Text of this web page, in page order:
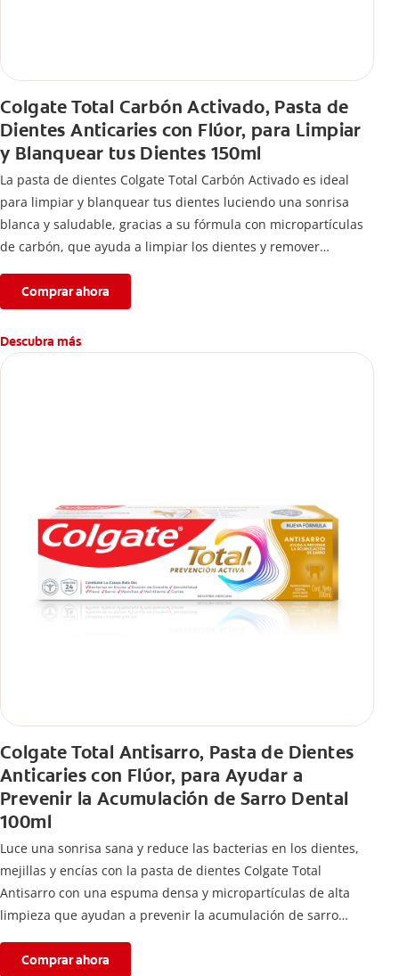
Colgate Total Carbón Activado, Pasta de
Dientes Anticaries con Flúor, para Limpiar
y Blanquear tus Dientes 150ml
La pasta de dientes Colgate Total Carbón Activado es ideal
para limpiar y blanquear tus dientes luciendo una sonrisa
blanca y saludable, gracias a su fórmula con micropartículas
de carbón, que ayuda a limpiar los dientes y remover
Comprar ahora
Descubra más
Colgate Total Antisarro, Pasta de Dientes
Anticaries con Flúor, para Ayudar a
Prevenir la Acumulación de Sarro Dental
100ml
Luce una sonrisa sana y reduce las bacterias en los dientes,
mejillas y encías con la pasta de dientes Colgate Total
Antisarro con una espuma densa y micropartículas de alta
limpieza que ayudan a prevenir la acumulación de sarro
Comprar ahora